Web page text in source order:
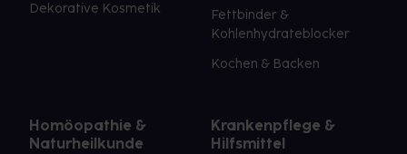
Dekorative Kosmetik
Fettbinder &
Kohlenhydrateblocker
Kochen & Backen
Homöopathie &
Naturheilkunde
Krankenpflege &
Hilfsmittel